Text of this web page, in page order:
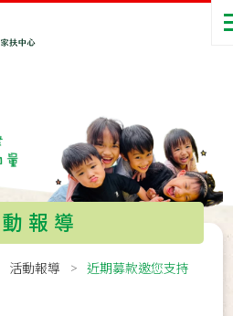
報導
活動報導 近期募款邀您支持